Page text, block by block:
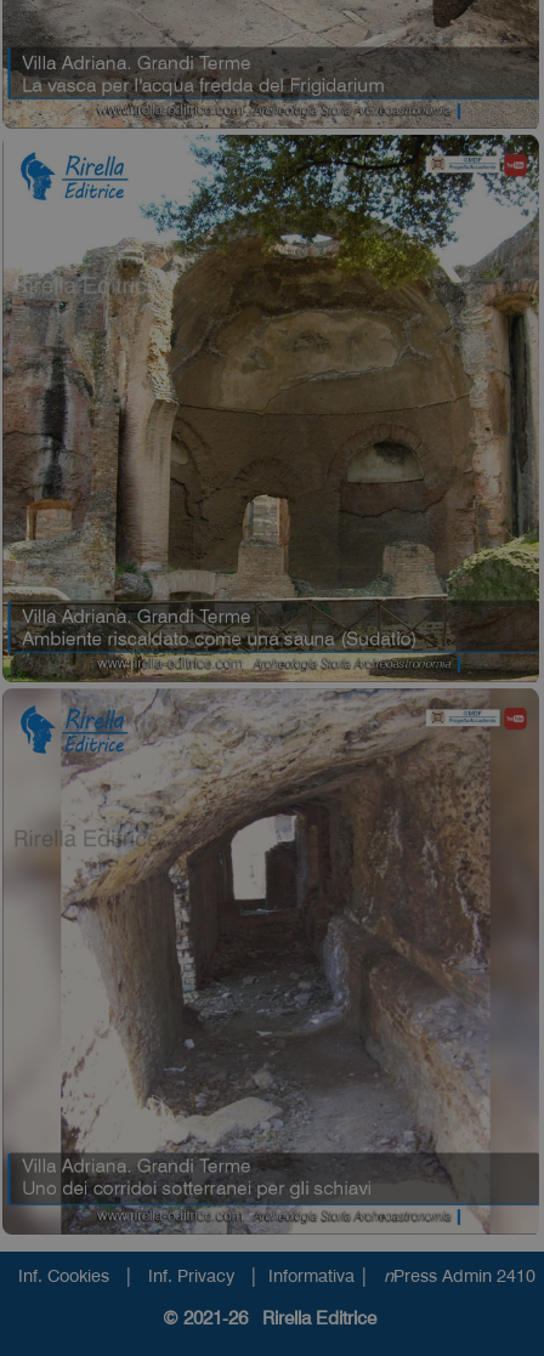
Inf. Cookies | Inf. Privacy | Informativa | nPress Admin 2410
© 2021-26 Rirella Editrice